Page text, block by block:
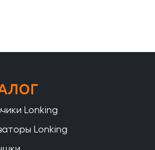
Погрузчики Lonking
Экскаваторы Lonking